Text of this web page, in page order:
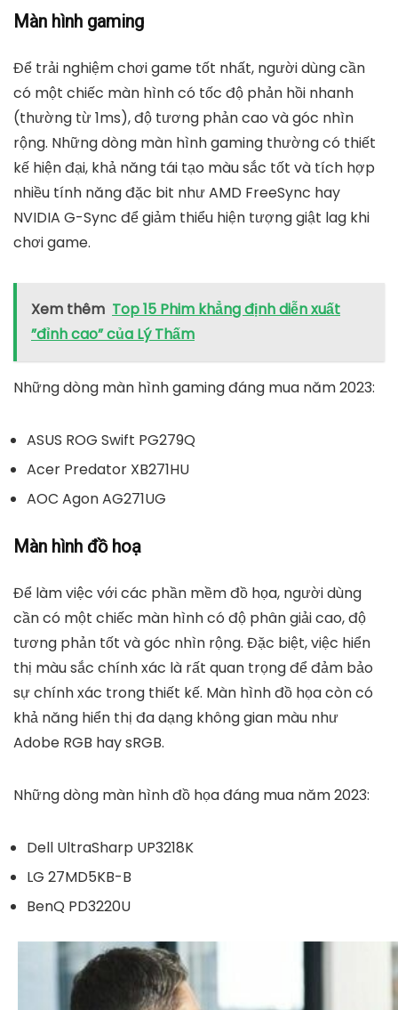
Màn hình gaming
Để trải nghiệm chơi game tốt nhất, người dùng cần
có một chiếc màn hình có tốc độ phản hồi nhanh
(thường từ 1ms), độ tương phản cao và góc nhìn
rộng. Những dòng màn hình gaming thường có thiết
kế hiện đại, khả năng tái tạo màu sắc tốt và tích hợp
nhiều tính năng đặc bit như AMD FreeSync hay
NVIDIA G-Sync để giảm thiểu hiện tượng giật lag khi
chơi game.
Xem thêm Top 15 Phim khẳng định diễn xuất
”đỉnh cao” của Lý Thấm
Những dòng màn hình gaming đáng mua năm 2023:
ASUS ROG Swift PG279Q
Acer Predator XB271HU
AOC Agon AG271UG
Màn hình đồ hoạ
Để làm việc với các phần mềm đồ họa, người dùng
cần có một chiếc màn hình có độ phân giải cao, độ
tương phản tốt và góc nhìn rộng. Đặc biệt, việc hiển
thị màu sắc chính xác là rất quan trọng để đảm bảo
sự chính xác trong thiết kế. Màn hình đồ họa còn có
khả năng hiển thị đa dạng không gian màu như
Adobe RGB hay sRGB.
Những dòng màn hình đồ họa đáng mua năm 2023:
Dell UltraSharp UP3218K
LG 27MD5KB-B
BenQ PD3220U